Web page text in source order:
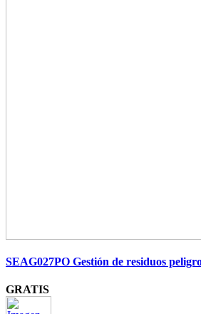
SEAG027PO Gestión de residuos
GRATIS